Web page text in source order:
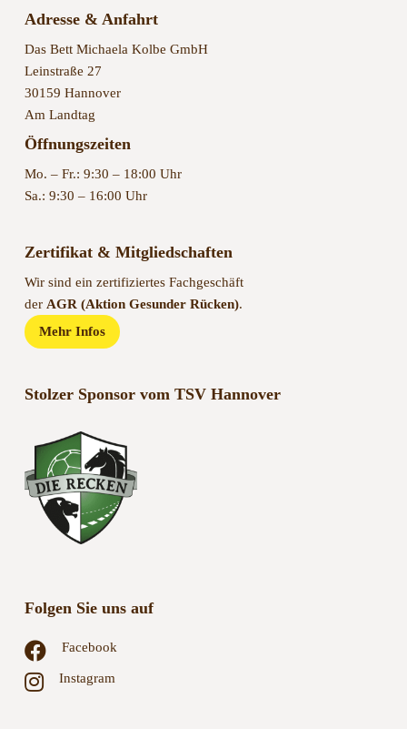
Leinstraße 27
30159 Hannover
Am Landtag
Öffnungszeiten
Mo. – Fr.: 9:30 – 18:00 Uhr
Sa.: 9:30 – 16:00 Uhr
Wir sind ein zertifiziertes Fachgeschäft
der AGR (Aktion Gesunder Rücken).
Mehr Infos